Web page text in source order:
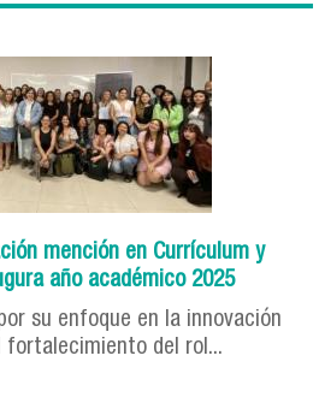
mención en Currículum y
año académico 2025
su enfoque en la innovación
fortalecimiento del rol...